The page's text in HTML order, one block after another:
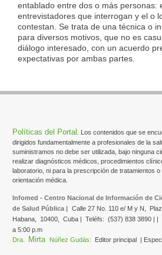
entablado entre dos o más personas:
entrevistadores que interrogan y el o
contestan. Se trata de una técnica o
para diversos motivos, que no es
diálogo interesado, con un acuerdo
expectativas por ambas partes.
Políticas del Portal
. Los contenidos que se
dirigidos fundamentalmente a profesionales de la
suministramos no debe ser utilizada, bajo ninguna
realizar diagnósticos médicos, procedimientos
laboratorio, ni para la prescripción de tratamientos
orientación médica.
Infomed - Centro Nacional de Información de
de Salud Pública | Calle 27 No. 110 e/ M y N,
Habana, 10400, Cuba | Teléfs: (537) 838 3890 | |
a 5:00 p.m
Dra.
Mirta Núñez Gudás: Editor principal |